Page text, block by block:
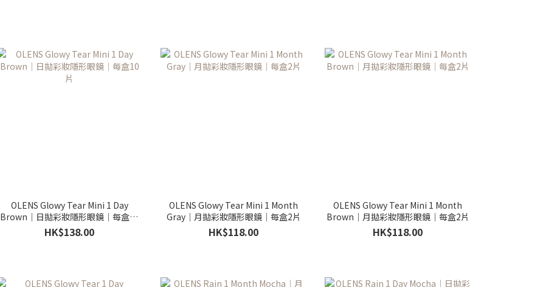
OLENS Glowy Tear Mini 1 Day
Brown｜日拋彩妝隱形眼鏡｜每盒10
片
HK$138.00
OLENS Glowy Tear Mini 1 Month
Gray｜月拋彩妝隱形眼鏡｜每盒2片
HK$118.00
OLENS Glowy Tear Mini 1 Month
Brown｜月拋彩妝隱形眼鏡｜每盒2片
HK$118.00